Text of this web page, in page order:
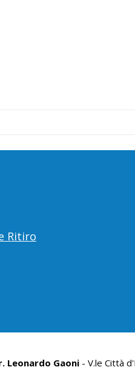
Ritiro
Leonardo Gaoni - V.le Città